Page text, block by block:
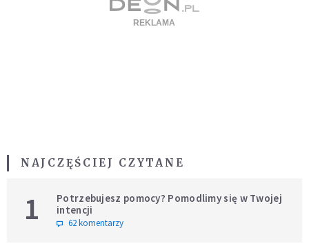
NAJCZĘŚCIEJ CZYTANE
1
Potrzebujesz pomocy? Pomodlimy się w Twojej
intencji
62 komentarzy